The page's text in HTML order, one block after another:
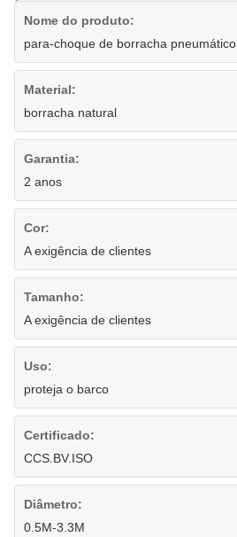
Nome do produto:
para-choque de borracha pneumático
Material:
borracha natural
Garantia:
2 anos
Cor:
A exigência de clientes
Tamanho:
A exigência de clientes
Uso:
proteja o barco
Certificado:
CCS.BV.ISO
Diâmetro:
0.5M-3.3M